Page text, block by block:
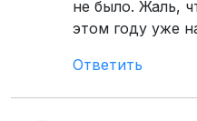
не было. Жаль,
этом году уже
Ответить